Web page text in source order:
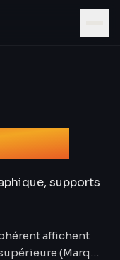
supports
affichent
(Marq